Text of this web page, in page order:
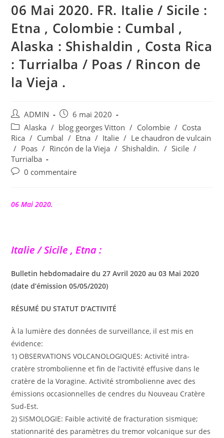
06 Mai 2020. FR. Italie / Sicile :
Etna , Colombie : Cumbal ,
Alaska : Shishaldin , Costa Rica
: Turrialba / Poas / Rincon de
la Vieja .
Auteur/autrice
de
la
publication :
ADMIN
Publication
publiée :
6 mai 2020
Post
category:
Alaska / blog georges Vitton / Colombie / Costa
Rica / Cumbal / Etna / Italie / Le chaudron de vulcain
/ Poas / Rincón de la Vieja / Shishaldin. / Sicile /
Turrialba
Commentaires
publication :
0 commentaire
06 Mai 2020.
Italie / Sicile , Etna :
Bulletin hebdomadaire du 27 Avril 2020 au 03 Mai 2020
(date d’émission 05/05/2020)
RÉSUMÉ DU STATUT D’ACTIVITÉ
À la lumière des données de surveillance, il est mis en
évidence:
1) OBSERVATIONS VOLCANOLOGIQUES: Activité intra-
cratère strombolienne et fin de l’activité effusive dans le
cratère de la Voragine. Activité strombolienne avec des
émissions occasionnelles de cendres du Nouveau Cratère
Sud-Est.
2) SISMOLOGIE: Faible activité de fracturation sismique;
stationnarité des paramètres du tremor volcanique sur des